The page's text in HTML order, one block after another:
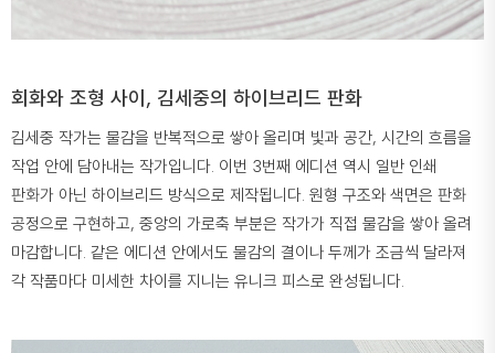
회화와 조형 사이, 김세중의 하이브리드 판화
김세중 작가는 물감을 반복적으로 쌓아 올리며 빛과 공간, 시간의 흐름을
작업 안에 담아내는 작가입니다. 이번 3번째 에디션 역시 일반 인쇄
판화가 아닌 하이브리드 방식으로 제작됩니다. 원형 구조와 색면은 판화
공정으로 구현하고, 중앙의 가로축 부분은 작가가 직접 물감을 쌓아 올려
마감합니다. 같은 에디션 안에서도 물감의 결이나 두께가 조금씩 달라져
각 작품마다 미세한 차이를 지니는 유니크 피스로 완성됩니다.